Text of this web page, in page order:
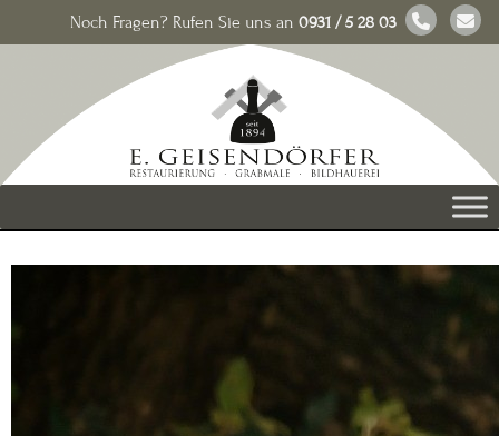
Noch Fragen? Rufen Sie uns an 0931 / 5 28 03